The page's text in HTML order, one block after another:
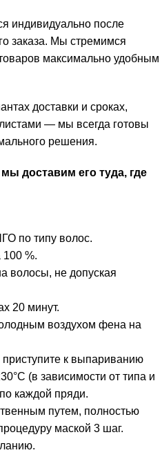
индивидуально после
заказа. Мы стремимся
максимально удобным
доставки и сроках,
— мы всегда готовы
решения.
доставим его туда, где
по типу волос.
%.
волосы, не допуская
20 минут.
воздухом фена на
к выпариванию
(в зависимости от типа и
каждой пряди.
путем, полностью
маской 3 шаг.